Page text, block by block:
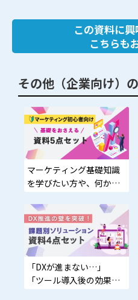
この資料に
こちらも
その他（企業向け）
マーケティング基礎知識
を学びたい方や、何から
い方に最適
「DXが進まない…」
「ツール導入後の効果が